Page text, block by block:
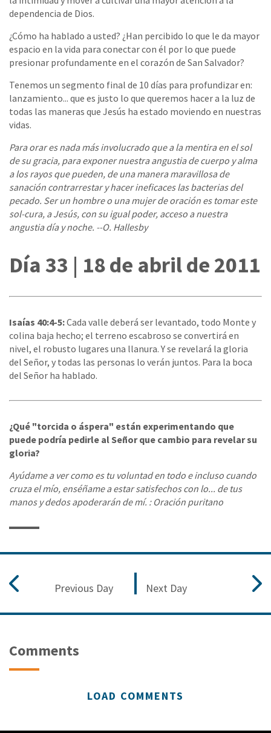
dependencia de Dios.
¿Cómo ha hablado a usted? ¿Han percibido lo que le da mayor
espacio en la vida para conectar con él por lo que puede
presionar profundamente en el corazón de San Salvador?
Tenemos un segmento final de 10 días para profundizar en:
lanzamiento... que es justo lo que queremos hacer a la luz de
todas las maneras que Jesús ha estado moviendo en nuestras
vidas.
Para orar es nada más involucrado que a la mentira en el sol
de su gracia, para exponer nuestra angustia de cuerpo y alma
a los rayos que pueden, de una manera maravillosa de
sanación contrarrestar y hacer ineficaces las bacterias del
pecado. Ser un hombre o una mujer de oración es tomar este
sol-cura, a Jesús, con su igual poder, acceso a nuestra
angustia día y noche. --O. Hallesby
Día 33 | 18 de abril de 2011
Isaías 40:4-5:Cada valle deberá ser levantado, todo Monte y
colina baja hecho; el terreno escabroso se convertirá en
nivel, el robusto lugares una llanura. Y se revelará la gloria
del Señor, y todas las personas lo verán juntos. Para la boca
del Señor ha hablado.
¿Qué "torcida o áspera" están experimentando que
puede podría pedirle al Señor que cambio para revelar su
gloria?
Ayúdame a ver como es tu voluntad en todo e incluso cuando
cruza el mío, enséñame a estar satisfechos con lo... de tus
manos y dedos apoderarán de mí. : Oración puritano
Previous Day Next Day
Comments
LOAD COMMENTS